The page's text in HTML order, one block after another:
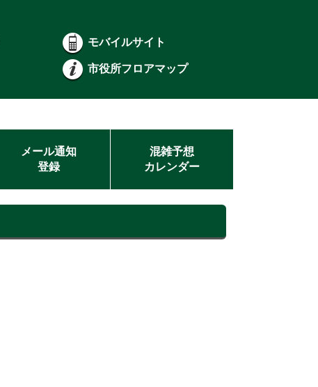
モバイルサイト
市役所フロアマップ
メール通知
登録
混雑予想
カレンダー